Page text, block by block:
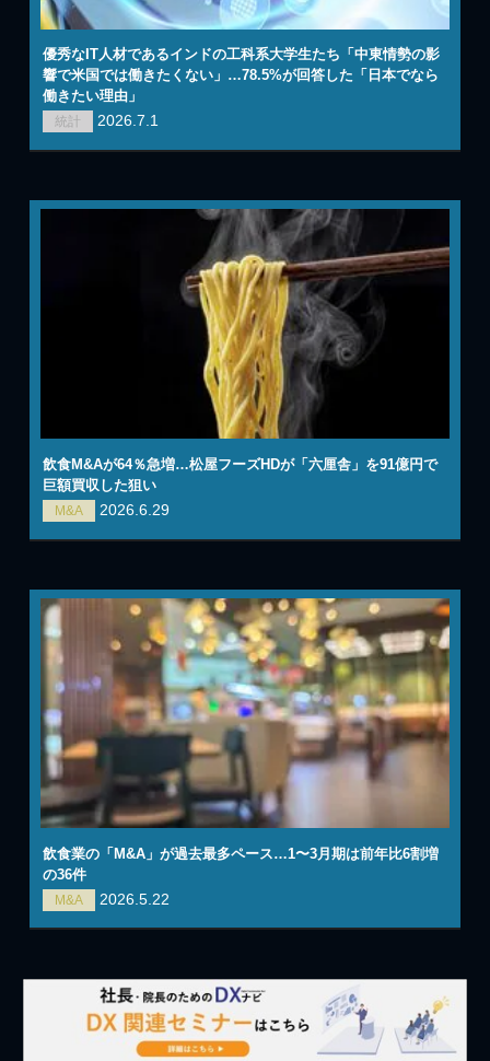
優秀なIT人材であるインドの工科系大学生たち「中東情勢の影
響で米国では働きたくない」…78.5%が回答した「日本でなら
働きたい理由」
統計
2026.7.1
飲食M&Aが64％急増…松屋フーズHDが「六厘舎」を91億円で
巨額買収した狙い
M&A
2026.6.29
飲食業の「M&A」が過去最多ペース…1〜3月期は前年比6割増
の36件
M&A
2026.5.22